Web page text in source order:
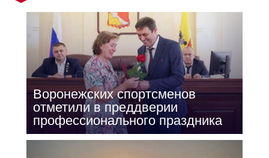
Воронежских спортсменов
отметили в преддверии
профессионального праздника